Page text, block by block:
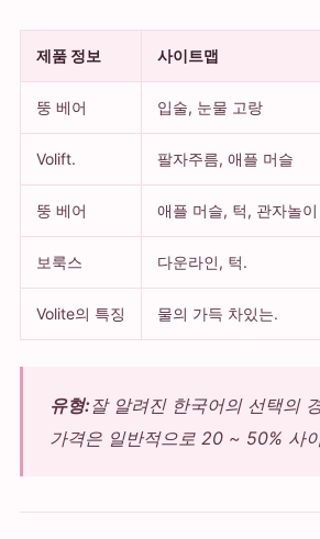
제품 정보 사이트맵
뚱 베어 입술, 눈물 고랑
Volift. 팔자주름, 애플 머슬
뚱 베어 애플 머슬, 턱, 관자놀이
보룩스 다운라인, 턱.
Volite의 특징 물의 가득 차있는.
유형:잘 알려진 한국어의 선택의
가격은 일반적으로 20 ~ 50% 사